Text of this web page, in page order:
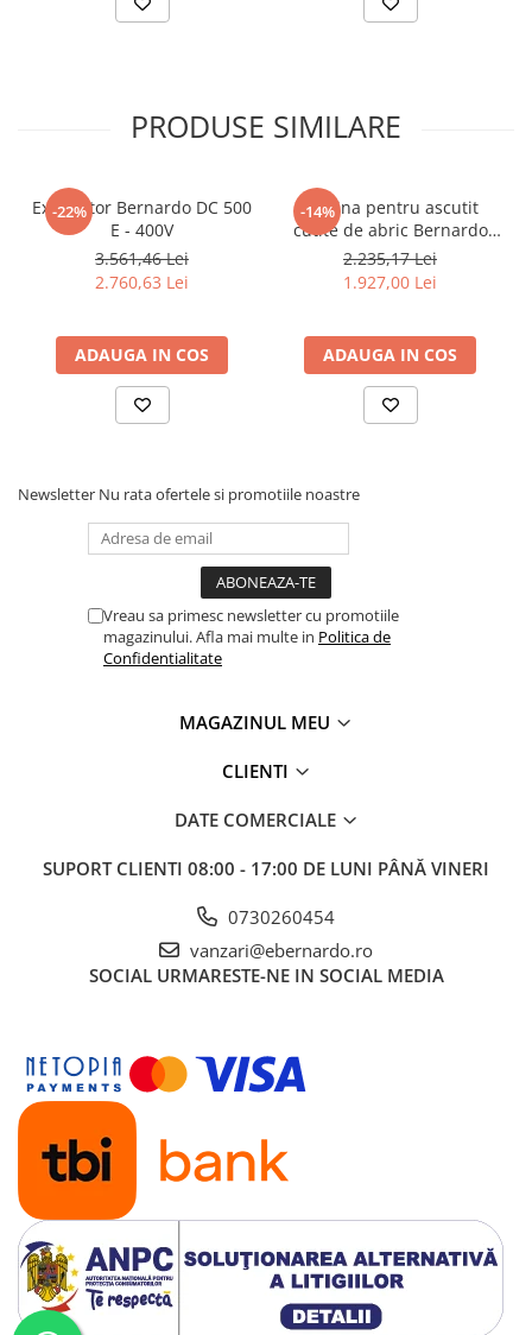
PRODUSE SIMILARE
-22%
Exhaustor Bernardo DC 500
E - 400V
3.561,46 Lei
2.760,63 Lei
ADAUGA IN COS
-14%
Masina pentru ascutit
cutite de abric Bernardo
HMS 600
2.235,17 Lei
1.927,00 Lei
ADAUGA IN COS
Newsletter Nu rata ofertele si promotiile noastre
Vreau sa primesc newsletter cu promotiile
magazinului. Afla mai multe in Politica de
Confidentialitate
MAGAZINUL MEU
CLIENTI
DATE COMERCIALE
SUPORT CLIENTI 08:00 - 17:00 DE LUNI PÂNĂ VINERI
0730260454
vanzari@ebernardo.ro
SOCIAL URMARESTE-NE IN SOCIAL MEDIA